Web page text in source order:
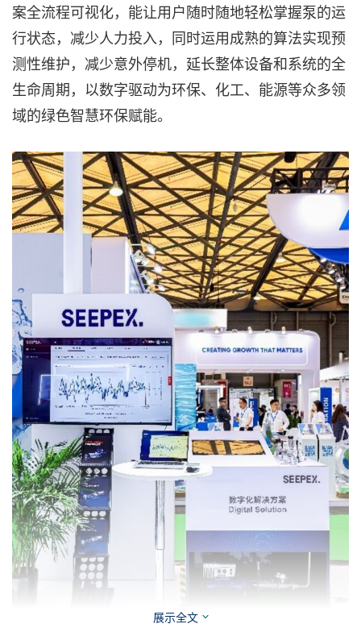
案全流程可视化，能让用户随时随地轻松掌握泵的运
行状态，减少人力投入，同时运用成熟的算法实现预
测性维护，减少意外停机，延长整体设备和系统的全
生命周期，以数字驱动为环保、化工、能源等众多领
域的绿色智慧环保赋能。
展示全文